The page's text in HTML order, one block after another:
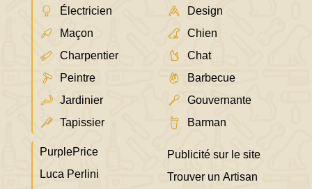
Électricien
Maçon
Charpentier
Peintre
Jardinier
Tapissier
Design
Chien
Chat
Barbecue
Gouvernante
Barman
PurplePrice
Luca Perlini
Publicité sur le site
Trouver un Artisan